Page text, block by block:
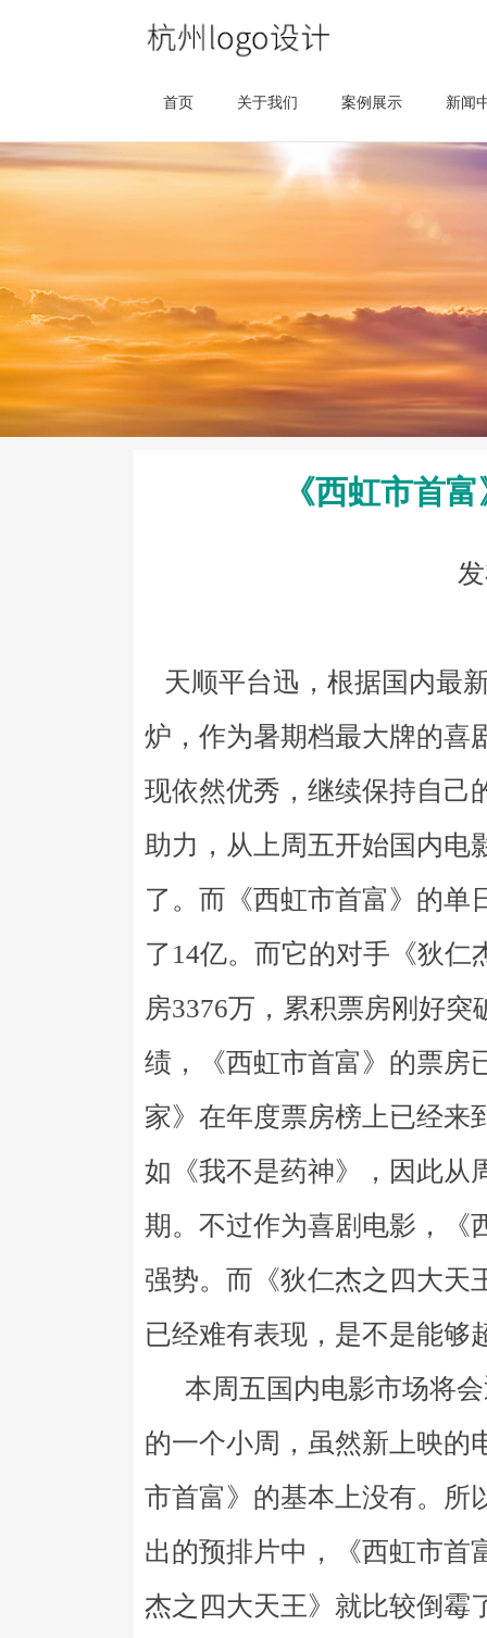
首页 关于我们 案例展示 新闻
《西虹市首
天顺平台迅，根据国内最
炉，作为暑期档最大牌的喜
现依然优秀，继续保持自己
助力，从上周五开始国内电
了。而《西虹市首富》的单
了14亿。而它的对手《狄仁
房3376万，累积票房刚好
绩，《西虹市首富》的票房
家》在年度票房榜上已经来
如《我不是药神》，因此从
期。不过作为喜剧电影，《
强势。而《狄仁杰之四大天
已经难有表现，是不是能够
本周五国内电影市场将会
的一个小周，虽然新上映的
市首富》的基本上没有。所
出的预排片中，《西虹市首
杰之四大天王》就比较倒霉